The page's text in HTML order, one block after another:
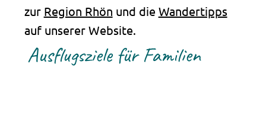
zur Region Rhön und die Wandertipps
auf unserer Website.
Ausflugsziele für Familien